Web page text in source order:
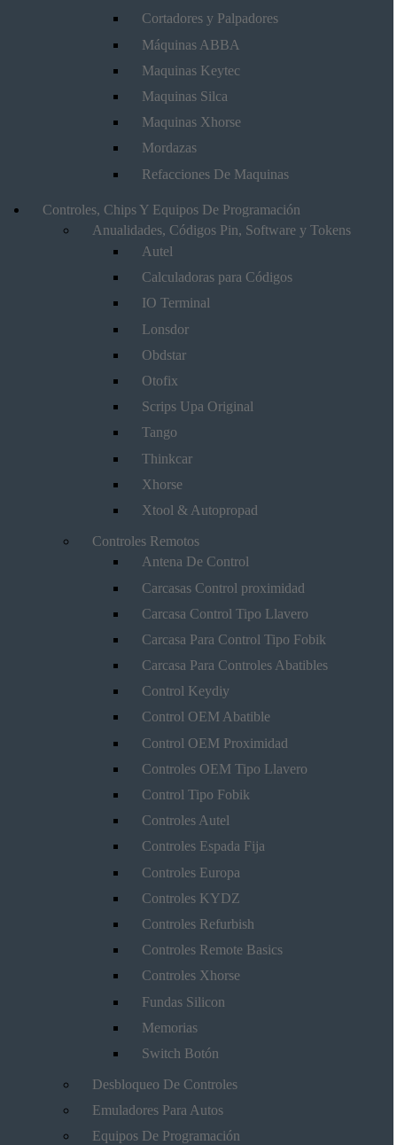
Cortadores y Palpadores
Máquinas ABBA
Maquinas Keytec
Maquinas Silca
Maquinas Xhorse
Mordazas
Refacciones De Maquinas
Controles, Chips Y Equipos De Programación
Anualidades, Códigos Pin, Software y Tokens
Autel
Calculadoras para Códigos
IO Terminal
Lonsdor
Obdstar
Otofix
Scrips Upa Original
Tango
Thinkcar
Xhorse
Xtool & Autopropad
Controles Remotos
Antena De Control
Carcasas Control proximidad
Carcasa Control Tipo Llavero
Carcasa Para Control Tipo Fobik
Carcasa Para Controles Abatibles
Control Keydiy
Control OEM Abatible
Control OEM Proximidad
Controles OEM Tipo Llavero
Control Tipo Fobik
Controles Autel
Controles Espada Fija
Controles Europa
Controles KYDZ
Controles Refurbish
Controles Remote Basics
Controles Xhorse
Fundas Silicon
Memorias
Switch Botón
Desbloqueo De Controles
Emuladores Para Autos
Equipos De Programación